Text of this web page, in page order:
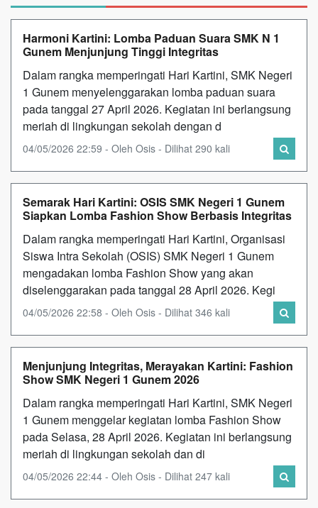
Harmoni Kartini: Lomba Paduan Suara SMK N 1
Gunem Menjunjung Tinggi Integritas
Dalam rangka memperingati Hari Kartini, SMK Negeri
1 Gunem menyelenggarakan lomba paduan suara
pada tanggal 27 April 2026. Kegiatan ini berlangsung
meriah di lingkungan sekolah dengan d
04/05/2026 22:59 - Oleh Osis - Dilihat 290 kali
Semarak Hari Kartini: OSIS SMK Negeri 1 Gunem
Siapkan Lomba Fashion Show Berbasis Integritas
Dalam rangka memperingati Hari Kartini, Organisasi
Siswa Intra Sekolah (OSIS) SMK Negeri 1 Gunem
mengadakan lomba Fashion Show yang akan
diselenggarakan pada tanggal 28 April 2026. Kegi
04/05/2026 22:58 - Oleh Osis - Dilihat 346 kali
Menjunjung Integritas, Merayakan Kartini: Fashion
Show SMK Negeri 1 Gunem 2026
Dalam rangka memperingati Hari Kartini, SMK Negeri
1 Gunem menggelar kegiatan lomba Fashion Show
pada Selasa, 28 April 2026. Kegiatan ini berlangsung
meriah di lingkungan sekolah dan di
04/05/2026 22:44 - Oleh Osis - Dilihat 247 kali